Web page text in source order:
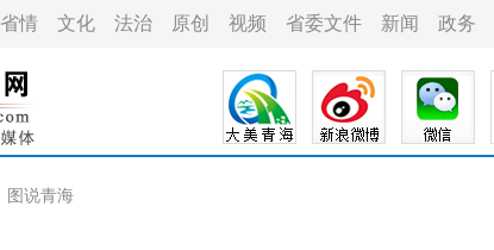
省情 文化 法治 原创 视频 省委文件 新闻 政务
图说青海